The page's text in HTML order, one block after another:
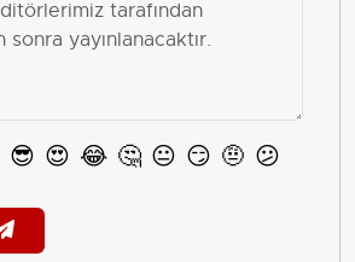
😎 😍 😂 🤔 😐 😏 🤨 😕